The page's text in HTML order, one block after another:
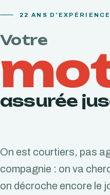
22 ANS
Votre
assurée
On est courtiers, pas
compagnie : on va
on décroche encore le